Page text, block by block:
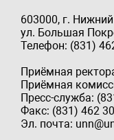
603000, г.
ул. Большая
Телефон: (831)
Приёмная
Приёмная
Пресс-служба:
Факс: (831) 462
Эл. почта: